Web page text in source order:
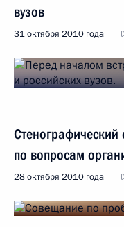
вузов
31 октября 2010 года
Стенографический
по вопросам
28 октября 2010 года